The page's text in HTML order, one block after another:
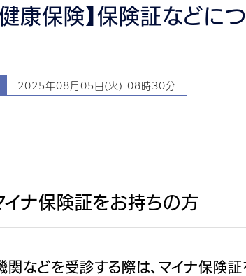
健康保険】保険証などに
2025年08月05日(火) 08時30分
イナ保険証をお持ちの方
関などを受診する際は、マイナ保険証